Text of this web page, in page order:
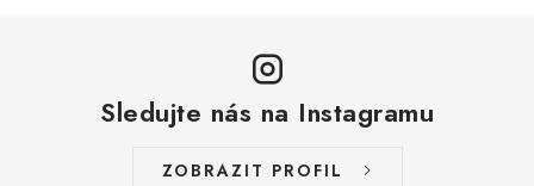
Sledujte nás na Instagramu
ZOBRAZIT PROFIL